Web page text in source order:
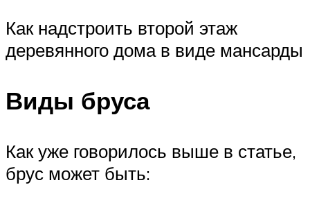
Как надстроить второй этаж
деревянного дома в виде мансарды
Виды бруса
Как уже говорилось выше в статье,
брус может быть: